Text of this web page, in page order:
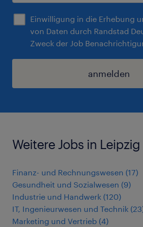
Einwilligung in die Erhebung
von Daten durch Randstad
Zweck der Job
anmelden
Weitere Jobs in Leipzig
Finanz- und Rechnungswesen (17)
Gesundheit und Sozialwesen (9)
Industrie und Handwerk (120)
IT, Ingenieurwesen und Technik (23
Marketing und Vertrieb (4)